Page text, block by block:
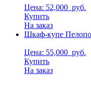
Цена: 52,000 руб.
Купить
На заказ
Шкаф-купе
Цена: 55,000 руб.
Купить
На заказ